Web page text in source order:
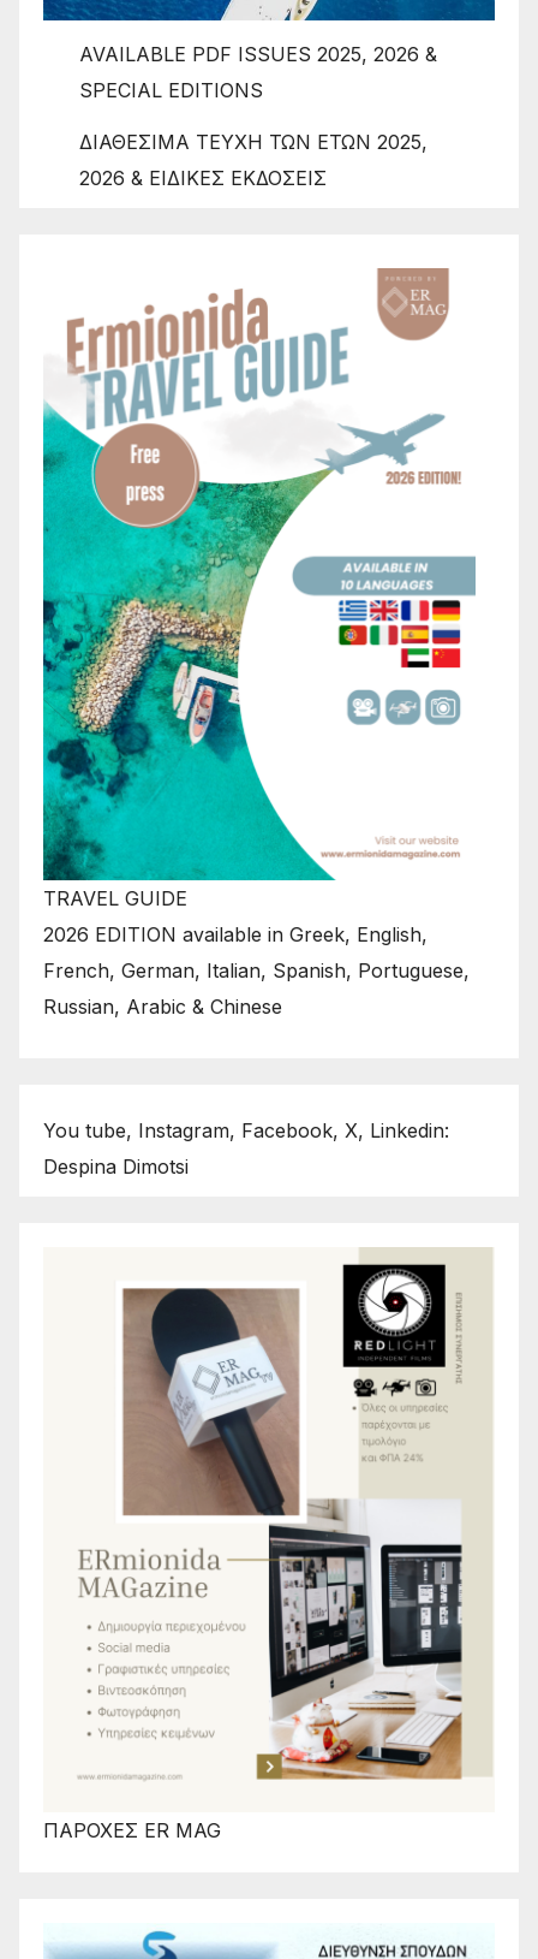
AVAILABLE PDF ISSUES 2025, 2026 &
SPECIAL EDITIONS
ΔΙΑΘΕΣΙΜΑ ΤΕΥΧΗ ΤΩΝ ΕΤΩΝ 2025,
2026 & ΕΙΔΙΚΕΣ ΕΚΔΟΣΕΙΣ
TRAVEL GUIDE
2026 EDITION available in Greek, English,
French, German, Italian, Spanish, Portuguese,
Russian, Arabic & Chinese
You tube, Instagram, Facebook, X, Linkedin:
Despina Dimotsi
ΠΑΡΟΧΕΣ ER MAG